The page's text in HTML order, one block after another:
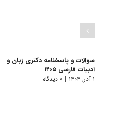
سوالات و پاسخنامه دکتری زبان و
ادبیات فارسی ۱۴۰۵
۱ آذر, ۱۴۰۴ | ۰ دیدگاه